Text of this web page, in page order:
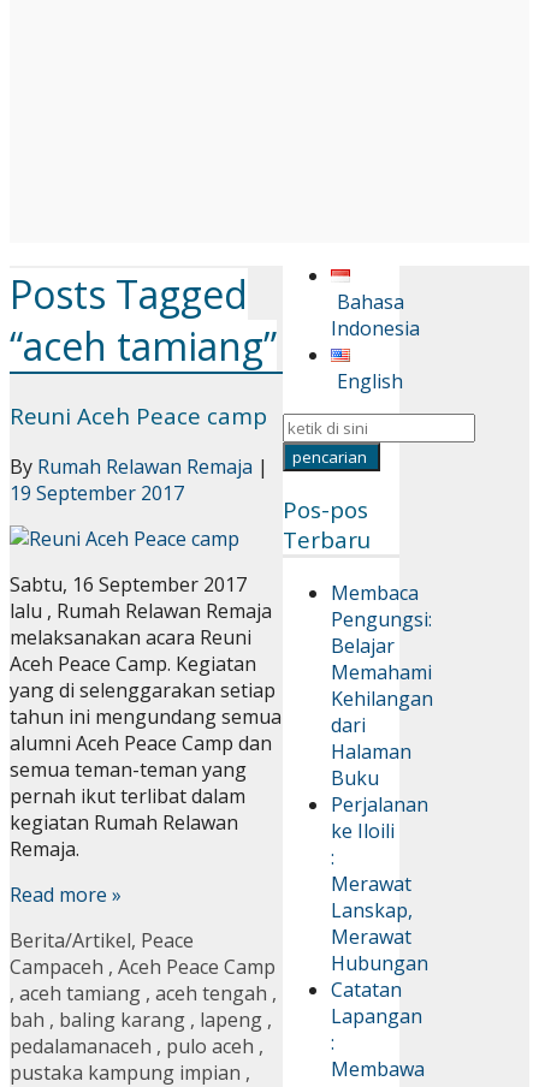
Bahasa
Indonesia
English
Pos-pos
Terbaru
Membaca
Pengungsi:
Belajar
Memahami
Kehilangan
dari
Halaman
Buku
Perjalanan
ke Iloili
:
Merawat
Lanskap,
Merawat
Hubungan
Catatan
Lapangan
:
Membawa
Posts Tagged
“aceh tamiang”
Reuni Aceh Peace camp
By Rumah Relawan Remaja |
19 September 2017
Sabtu, 16 September 2017
lalu , Rumah Relawan Remaja
melaksanakan acara Reuni
Aceh Peace Camp. Kegiatan
yang di selenggarakan setiap
tahun ini mengundang semua
alumni Aceh Peace Camp dan
semua teman-teman yang
pernah ikut terlibat dalam
kegiatan Rumah Relawan
Remaja.
Read more »
Berita/Artikel, Peace
Campaceh , Aceh Peace Camp
, aceh tamiang , aceh tengah ,
bah , baling karang , lapeng ,
pedalamanaceh , pulo aceh ,
pustaka kampung impian ,